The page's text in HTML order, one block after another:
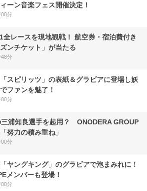
ーン音楽フェス開催決定！
分
全レースを現地観戦！ 航空券・宿泊費付き
ズンチケット」が当たる
分
スピリッツ」の表紙＆グラビアに登場し妖
ファンを魅了！
分
三浦知良選手を起用？ ONODERA GROUP
努力の積み重ね」
分
ヤングキング」のグラビアで泡まみれに！
メンバーも登場！
分